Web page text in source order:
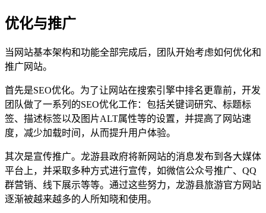
优化与推广
当网站基本架构和功能全部完成后，团队开始考虑如何优化和
推广网站。
首先是SEO优化。为了让网站在搜索引擎中排名更靠前，开发
团队做了一系列的SEO优化工作：包括关键词研究、标题标
签、描述标签以及图片ALT属性等的设置，并提高了网站速
度，减少加载时间，从而提升用户体验。
其次是宣传推广。龙游县政府将新网站的消息发布到各大媒体
平台上，并采取多种方式进行宣传，如微信公众号推广、QQ
群营销、线下展示等等。通过这些努力，龙游县旅游官方网站
逐渐被越来越多的人所知晓和使用。